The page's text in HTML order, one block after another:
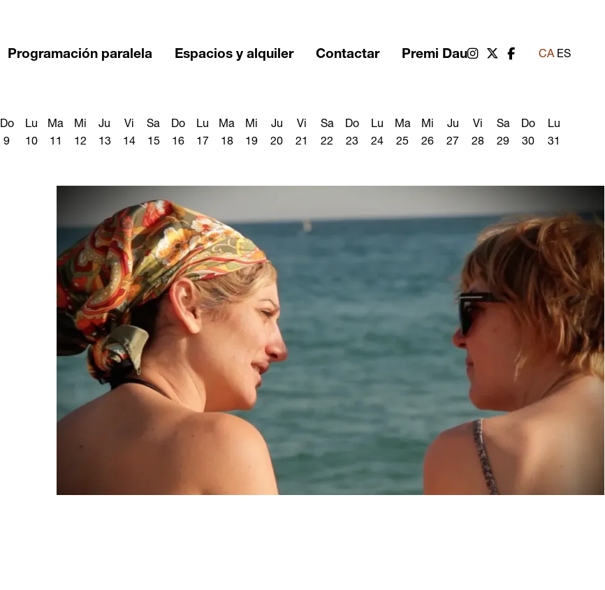
CA ES
Link a instagram
Link a twitter
Link a facebook
Programación paralela Espacios y alquiler Contactar Premi Dau
Do
9
Lu
10
Ma
11
Mi
12
Ju
13
Vi
14
Sa
15
Do
16
Lu
17
Ma
18
Mi
19
Ju
20
Vi
21
Sa
22
Do
23
Lu
24
Ma
25
Mi
26
Ju
27
Vi
28
Sa
29
Do
30
Lu
31